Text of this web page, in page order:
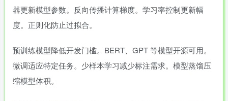
器更新模型参数。反向传播计算梯度。学习率控制更新幅
度。正则化防止过拟合。
预训练模型降低开发门槛。BERT、GPT 等模型开源可用。
微调适应特定任务。少样本学习减少标注需求。模型蒸馏压
缩模型体积。